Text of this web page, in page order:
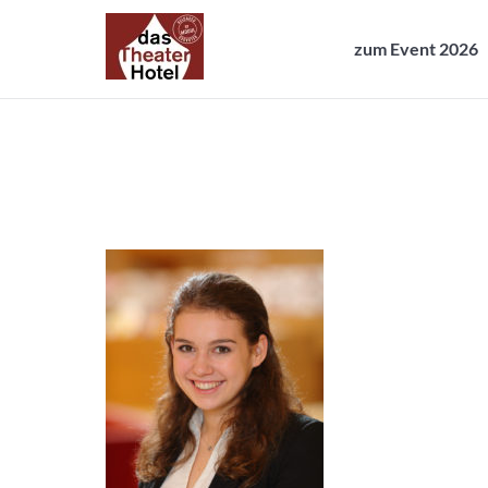
zum Event 2026
zum Event 2026